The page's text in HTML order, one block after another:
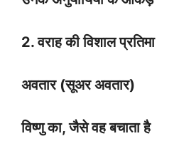
2. वराह की विशाल
अवतार (सूअर अवतार)
विष्णु का, जैसे वह बचाता है